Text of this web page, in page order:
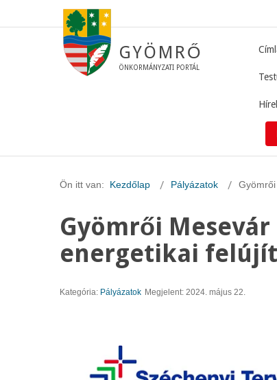
GYÖMRŐ
ÖNKORMÁNYZATI PORTÁL
Ön itt van: Kezdőlap Pályázatok
Gyömrői Mesevár
energetikai
Kategória: Pályázatok Megjelent: 2024. május 22.